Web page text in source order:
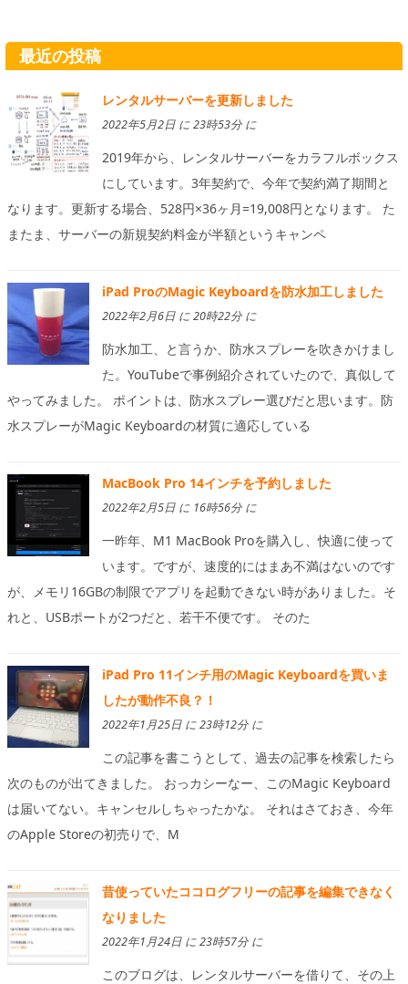
最近の投稿
レンタルサーバーを更新しました
2022年5月2日 に 23時53分 に
2019年から、レンタルサーバーをカラフルボックス
にしています。3年契約で、今年で契約満了期間と
なります。更新する場合、528円×36ヶ月=19,008円となります。 た
またま、サーバーの新規契約料金が半額というキャンペ
iPad ProのMagic Keyboardを防水加工しました
2022年2月6日 に 20時22分 に
防水加工、と言うか、防水スプレーを吹きかけまし
た。YouTubeで事例紹介されていたので、真似して
やってみました。 ポイントは、防水スプレー選びだと思います。防
水スプレーがMagic Keyboardの材質に適応している
MacBook Pro 14インチを予約しました
2022年2月5日 に 16時56分 に
一昨年、M1 MacBook Proを購入し、快適に使って
います。ですが、速度的にはまあ不満はないのです
が、メモリ16GBの制限でアプリを起動できない時がありました。そ
れと、USBポートが2つだと、若干不便です。 そのた
iPad Pro 11インチ用のMagic Keyboardを買いま
したが動作不良？！
2022年1月25日 に 23時12分 に
この記事を書こうとして、過去の記事を検索したら
次のものが出てきました。 おっカシーなー、このMagic Keyboard
は届いてない。キャンセルしちゃったかな。 それはさておき、今年
のApple Storeの初売りで、M
昔使っていたココログフリーの記事を編集できなく
なりました
2022年1月24日 に 23時57分 に
このブログは、レンタルサーバーを借りて、その上